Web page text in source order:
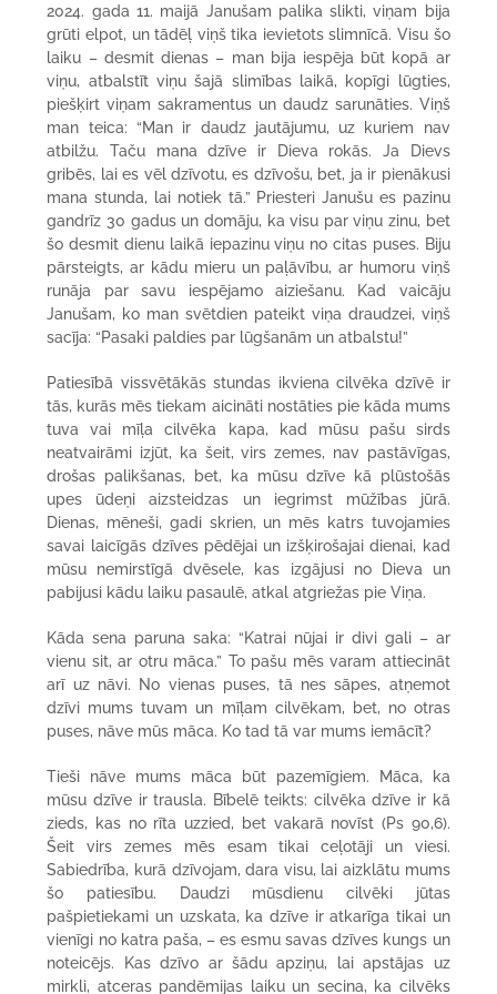
2024. gada 11. maijā Janušam palika slikti, viņam bija
grūti elpot, un tādēļ viņš tika ievietots slimnīcā. Visu šo
laiku – desmit dienas – man bija iespēja būt kopā ar
viņu, atbalstīt viņu šajā slimības laikā, kopīgi lūgties,
piešķirt viņam sakramentus un daudz sarunāties. Viņš
man teica: “Man ir daudz jautājumu, uz kuriem nav
atbilžu. Taču mana dzīve ir Dieva rokās. Ja Dievs
gribēs, lai es vēl dzīvotu, es dzīvošu, bet, ja ir pienākusi
mana stunda, lai notiek tā.” Priesteri Janušu es pazinu
gandrīz 30 gadus un domāju, ka visu par viņu zinu, bet
šo desmit dienu laikā iepazinu viņu no citas puses. Biju
pārsteigts, ar kādu mieru un paļāvību, ar humoru viņš
runāja par savu iespējamo aiziešanu. Kad vaicāju
Janušam, ko man svētdien pateikt viņa draudzei, viņš
sacīja: “Pasaki paldies par lūgšanām un atbalstu!”
Patiesībā vissvētākās stundas ikviena cilvēka dzīvē ir
tās, kurās mēs tiekam aicināti nostāties pie kāda mums
tuva vai mīļa cilvēka kapa, kad mūsu pašu sirds
neatvairāmi izjūt, ka šeit, virs zemes, nav pastāvīgas,
drošas palikšanas, bet, ka mūsu dzīve kā plūstošās
upes ūdeņi aizsteidzas un iegrimst mūžības jūrā.
Dienas, mēneši, gadi skrien, un mēs katrs tuvojamies
savai laicīgās dzīves pēdējai un izšķirošajai dienai, kad
mūsu nemirstīgā dvēsele, kas izgājusi no Dieva un
pabijusi kādu laiku pasaulē, atkal atgriežas pie Viņa.
Kāda sena paruna saka: “Katrai nūjai ir divi gali – ar
vienu sit, ar otru māca.” To pašu mēs varam attiecināt
arī uz nāvi. No vienas puses, tā nes sāpes, atņemot
dzīvi mums tuvam un mīļam cilvēkam, bet, no otras
puses, nāve mūs māca. Ko tad tā var mums iemācīt?
Tieši nāve mums māca būt pazemīgiem. Māca, ka
mūsu dzīve ir trausla. Bībelē teikts: cilvēka dzīve ir kā
zieds, kas no rīta uzzied, bet vakarā novīst (Ps 90,6).
Šeit virs zemes mēs esam tikai ceļotāji un viesi.
Sabiedrība, kurā dzīvojam, dara visu, lai aizklātu mums
šo patiesību. Daudzi mūsdienu cilvēki jūtas
pašpietiekami un uzskata, ka dzīve ir atkarīga tikai un
vienīgi no katra paša, – es esmu savas dzīves kungs un
noteicējs. Kas dzīvo ar šādu apziņu, lai apstājas uz
mirkli, atceras pandēmijas laiku un secina, ka cilvēks